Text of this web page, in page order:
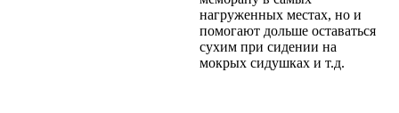
нагруженных местах, но и
помогают дольше оставаться
сухим при сидении на
мокрых сидушках и т.д.